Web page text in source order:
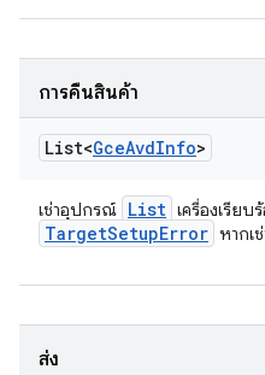
การคืนสินค้า
List<GceAvdInfo>
เช่าอุปกรณ์ List เครื่องเรียบ
TargetSetupError หากเ
ส่ง